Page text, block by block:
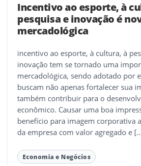
Incentivo ao esporte, à
pesquisa e inovação é
mercadológica
incentivo ao esporte, à cultura, à
inovação tem se tornado uma
mercadológica, sendo adotado por
buscam não apenas fortalecer sua
também contribuir para o
econômico. Causar uma boa
benefício para imagem corporativa
da empresa com valor agregado e
Economia e Negócios